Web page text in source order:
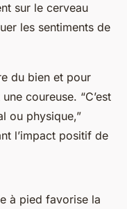
sur le cerveau
les sentiments de
du bien et pour
coureuse. “C’est
ou physique,”
l’impact positif de
à pied favorise la